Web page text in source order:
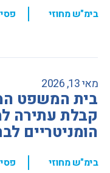
בימ"ש מחוזי ,
מאי 13, 2026
בית המשפט
קבלת עתירה
הומניטריים
בימ"ש מחוזי ,